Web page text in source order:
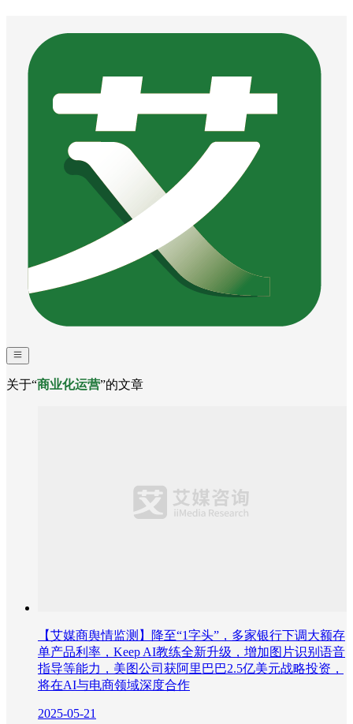
关于“商业化运营”的文章
【艾媒商舆情监测】降至“1字头”，多家银行下调大额存
单产品利率，Keep AI教练全新升级，增加图片识别语音
指导等能力，美图公司获阿里巴巴2.5亿美元战略投资，
将在AI与电商领域深度合作
2025-05-21